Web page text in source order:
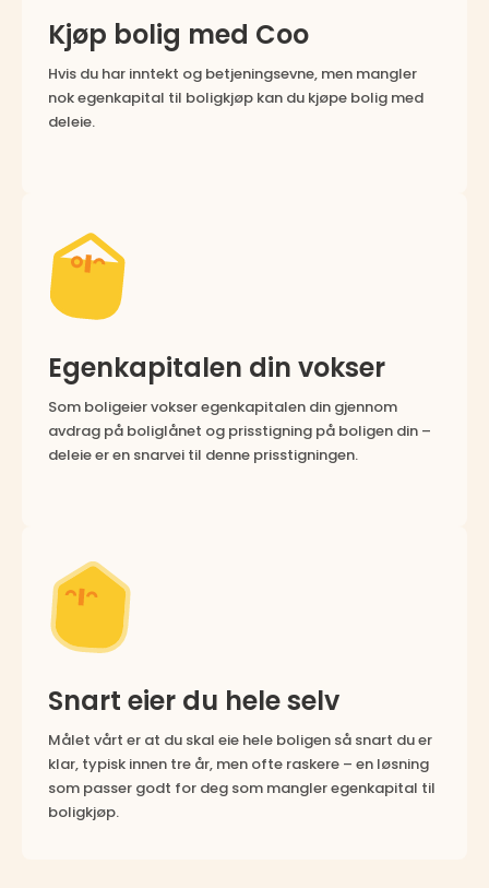
Kjøp bolig med Coo
Hvis du har inntekt og betjeningsevne, men mangler
nok egenkapital til boligkjøp kan du kjøpe bolig med
deleie.
Egenkapitalen din vokser
Som boligeier vokser egenkapitalen din gjennom
avdrag på boliglånet og prisstigning på boligen din –
deleie er en snarvei til denne prisstigningen.
Snart eier du hele selv
Målet vårt er at du skal eie hele boligen så snart du er
klar, typisk innen tre år, men ofte raskere – en løsning
som passer godt for deg som mangler egenkapital til
boligkjøp.